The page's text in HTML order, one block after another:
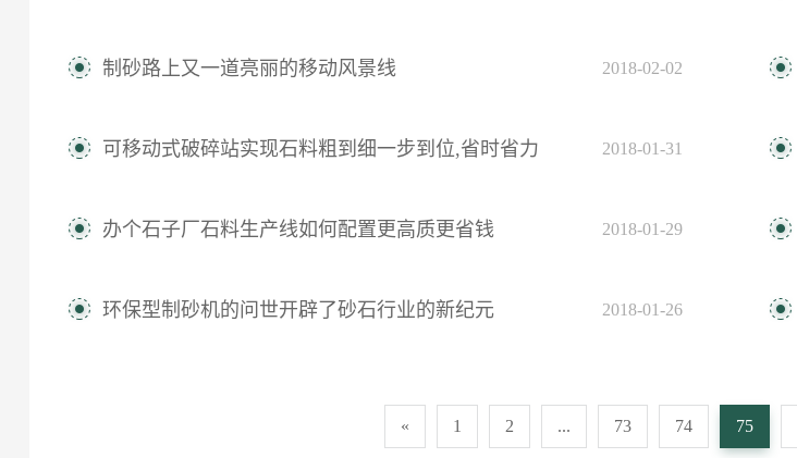
2018-02-02
制砂路上又一道亮丽的移动风景线
2018-01-31
可移动式破碎站实现石料粗到细一步到位,省时省力
2018-01-29
办个石子厂石料生产线如何配置更高质更省钱
2018-01-26
环保型制砂机的问世开辟了砂石行业的新纪元
« 1 2 ... 73 74 75